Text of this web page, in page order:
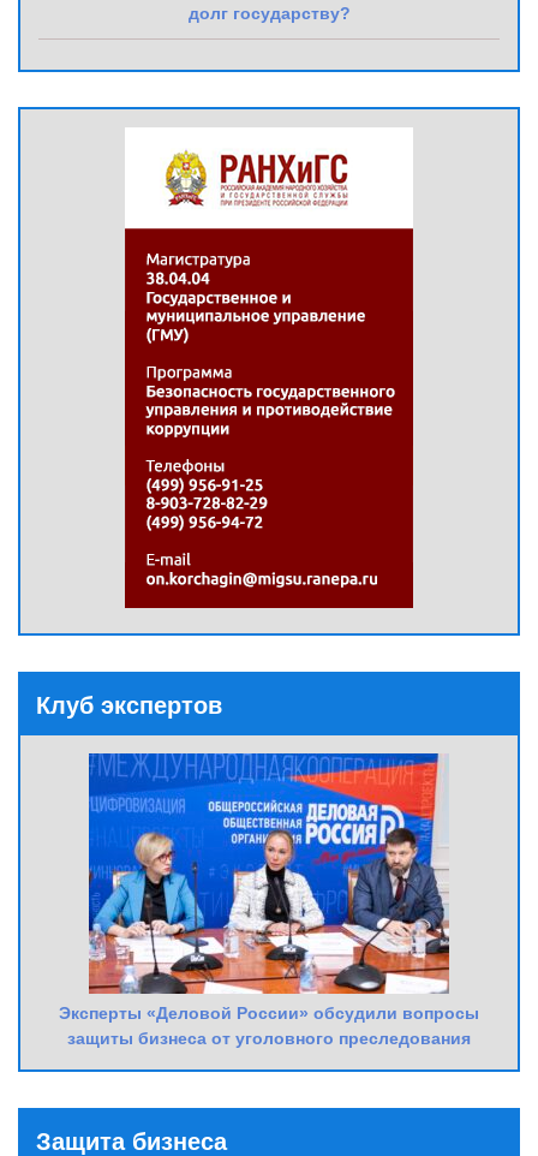
долг государству?
Клуб экспертов
Эксперты «Деловой России» обсудили вопросы
защиты бизнеса от уголовного преследования
Защита бизнеса